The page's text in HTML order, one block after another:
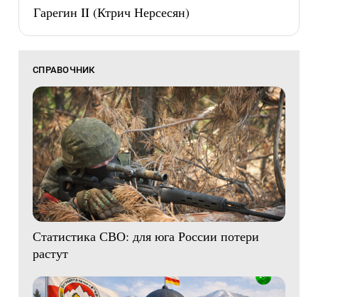
Гарегин II (Ктрич Нерсесян)
СПРАВОЧНИК
Статистика СВО: для юга России потери
растут